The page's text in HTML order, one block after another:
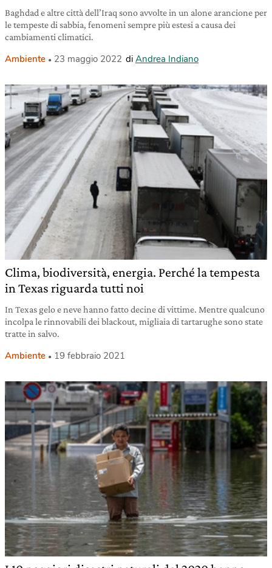
Baghdad e altre città dell’Iraq sono avvolte in un alone arancione per
le tempeste di sabbia, fenomeni sempre più estesi a causa dei
cambiamenti climatici.
Ambiente 23 maggio 2022 di Andrea Indiano
Clima, biodiversità, energia. Perché la tempesta
in Texas riguarda tutti noi
In Texas gelo e neve hanno fatto decine di vittime. Mentre qualcuno
incolpa le rinnovabili dei blackout, migliaia di tartarughe sono state
tratte in salvo.
Ambiente 19 febbraio 2021